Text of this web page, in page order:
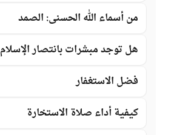
من أسماء الله الحسنى: الصمد
هل توجد مبشرات بانتصار الإسلام
فضل الاستغفار
كيفية أداء صلاة الاستخارة